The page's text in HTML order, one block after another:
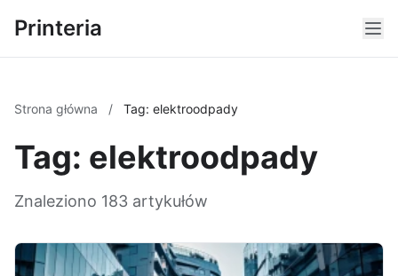
Printeria
Strona główna / Tag: elektroodpady
Tag: elektroodpady
Znaleziono 183 artykułów